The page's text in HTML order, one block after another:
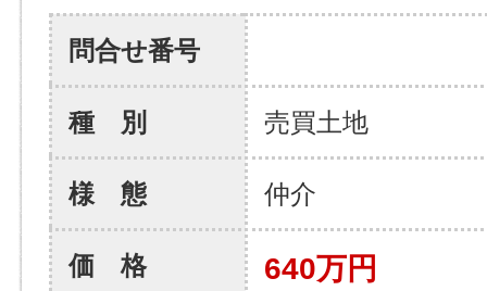
問合せ番号
種 別 売買土地
様 態 仲介
価 格 640万円